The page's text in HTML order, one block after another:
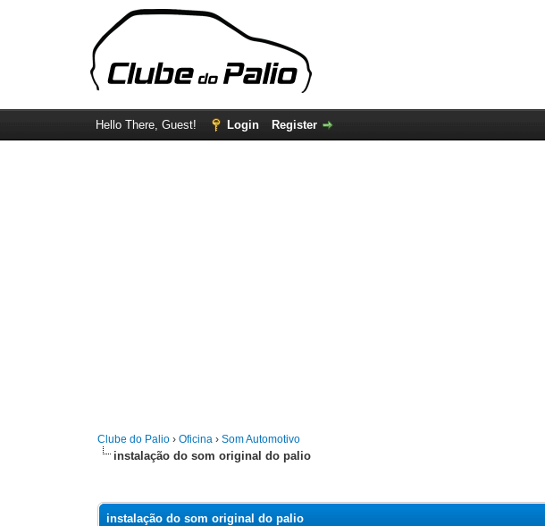
Hello There, Guest! Login Register
Clube do Palio ›Oficina ›Som Automotivo
instalação do som original do palio
instalação do som original do palio